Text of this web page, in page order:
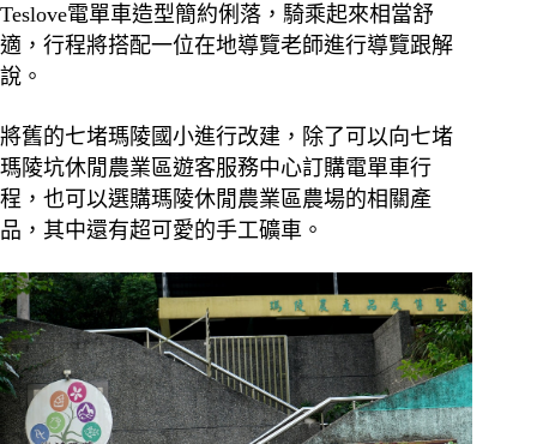
Teslove電單車造型簡約俐落，騎乘起來相當舒
適，行程將搭配一位在地導覽老師進行導覽跟解
說。
將舊的七堵瑪陵國小進行改建，除了可以向七堵
瑪陵坑休閒農業區遊客服務中心訂購電單車行
程，也可以選購瑪陵休閒農業區農場的相關產
品，其中還有超可愛的手工礦車。